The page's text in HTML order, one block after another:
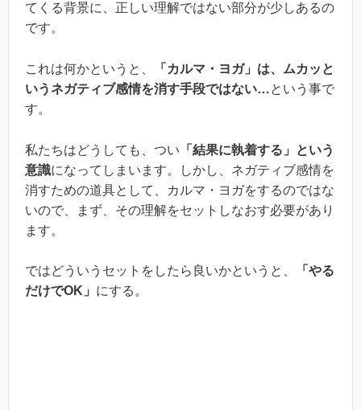
てくる背景に、正しい理解ではない部分が少しあるの
です。
これは何かというと、
「カルマ・ヨガ」は、ムカッと
いうネガティブ感情を消す手段ではない…という事で
す。
私たちはどうしても、つい 「結果に執着する」という
意識になってしまいます。しかし、ネガティブ感情を
消すための道具として、カルマ・ヨガをするのではな
いので、まず、その理解をセットしなおす必要があり
ます。
ではどういうセットをしたら良いかというと、
「やる
だけでOK」 にする。